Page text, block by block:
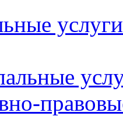
услуги